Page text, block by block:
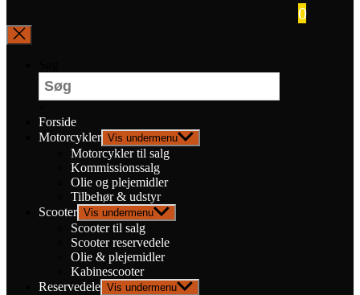
0
Forside
Motorcykler Vis undermenu
Motorcykler til salg
Kommissionssalg
Olie og plejemidler
Tilbehør & udstyr
Scooter Vis undermenu
Scooter til salg
Scooter reservedele
Olie & plejemidler
Kabinescooter
Reservedele Vis undermenu